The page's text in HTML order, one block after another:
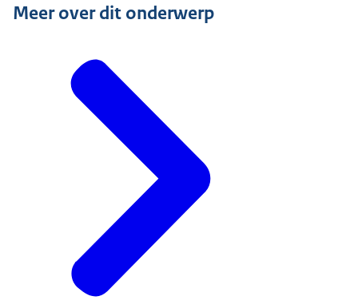
Meer over dit onderwerp